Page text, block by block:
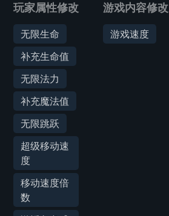
玩家属性修改
无限生命
补充生命值
无限法力
补充魔法值
无限跳跃
超级移动速
度
移动速度倍
数
游戏内容修改
游戏速度